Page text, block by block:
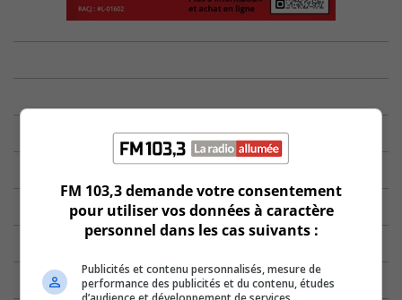
FM 103,3 demande votre consentement
pour utiliser vos données à caractère
personnel dans les cas suivants :
Publicités et contenu personnalisés, mesure de
performance des publicités et du contenu, études